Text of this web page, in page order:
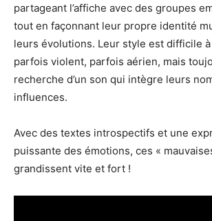
partageant l’affiche avec des groupes
tout en façonnant leur propre identité
leurs évolutions. Leur style est difficile
parfois violent, parfois aérien, mais
recherche d’un son qui intègre leurs
influences.
Avec des textes introspectifs et une
puissante des émotions, ces «
grandissent vite et fort !